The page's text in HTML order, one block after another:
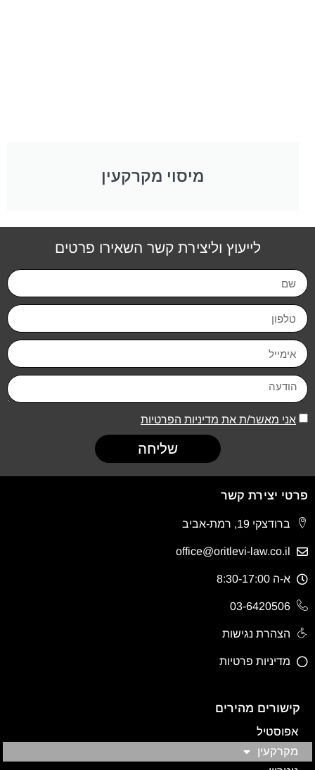
מיסוי מקרקעין
לייעוץ וליצירת קשר השאירו פרטים
אני מאשר/ת את מדיניות הפרטיות
שליחה
קישורים מהירים
אפוסטיל
מקרקעין
פרטי יצירת קשר
ברודצקי 19, רמת-אביב
office@oritlevi-law.co.il
א-ה 8:30-17:00
03-6420506
הצהרת נגישות
מדיניות פרטיות